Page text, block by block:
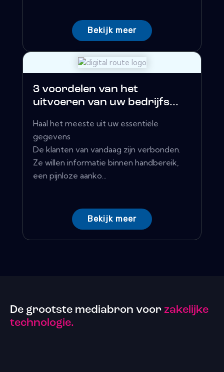
Bekijk meer
3 voordelen van het
uitvoeren van uw bedrijfs...
Haal het meeste uit uw essentiële
gegevens
De klanten van vandaag zijn verbonden.
Ze willen informatie binnen handbereik,
een pijnloze aanko...
Bekijk meer
De grootste mediabron voor zakelijke
technologie.